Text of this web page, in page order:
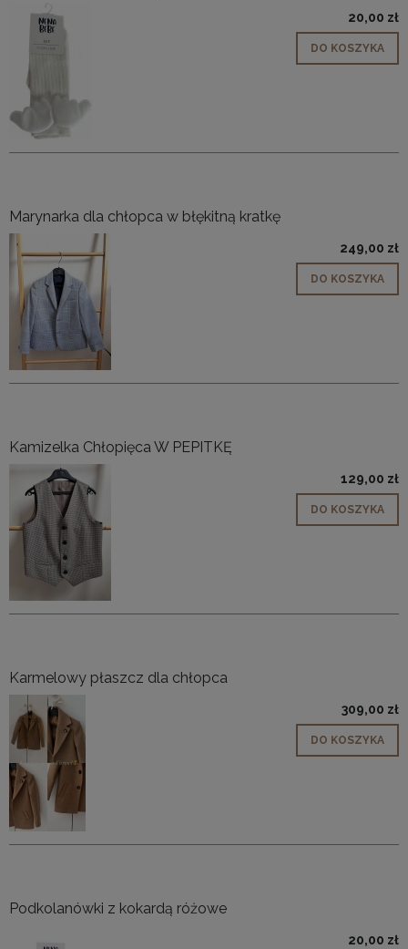
20,00 zł
DO KOSZYKA
Marynarka dla chłopca w błękitną kratkę
249,00 zł
DO KOSZYKA
Kamizelka Chłopięca W PEPITKĘ
129,00 zł
DO KOSZYKA
Karmelowy płaszcz dla chłopca
309,00 zł
DO KOSZYKA
Podkolanówki z kokardą różowe
20,00 zł